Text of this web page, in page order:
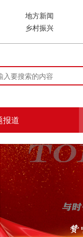
地方新闻
乡村振兴
报道